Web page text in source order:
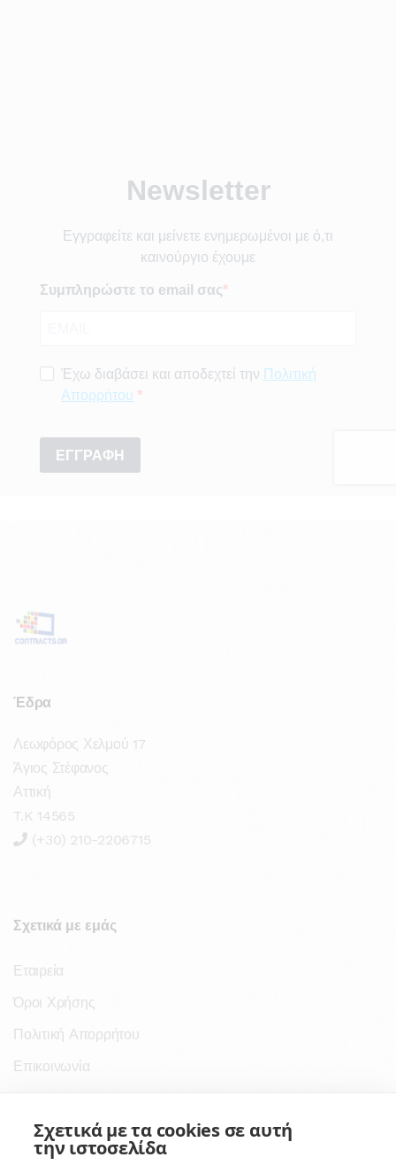
Έδρα
Λεωφόρος Χελμού 17
Άγιος Στέφανος
Αττική
T.K 14565
(+30) 210-2206715
Σχετικά με εμάς
Εταιρεία
Όροι Χρήσης
Πολιτική Απορρήτου
Επικοινωνία
Σύνδεσμοι
Σχετικά με τα cookies σε αυτή
την ιστοσελίδα